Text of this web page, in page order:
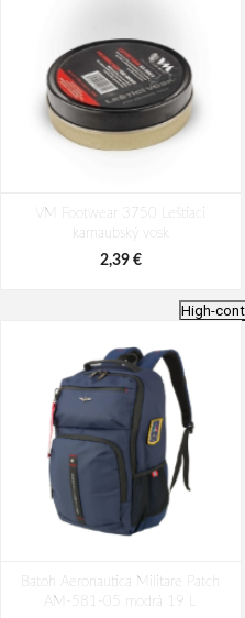
VM Footwear 3750 Leštiaci
karnaubský vosk
2,39 €
AM-580-05 modrá 22 L
High-
Batoh Aeronautica Militare Patch
AM-581-05 modrá 19 L